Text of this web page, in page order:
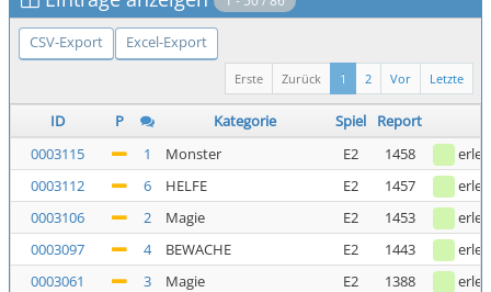
CSV-Export Excel-Export
Letzte
Vor
2
1
Zurück
Erste
ID P Kategorie Spiel
Report
0003115
1 Monster E2 1458
0003112
6 HELFE E2 1457
0003106
2 Magie E2 1453
0003097
4 BEWACHE E2 1443
0003061
3 Magie E2 1388